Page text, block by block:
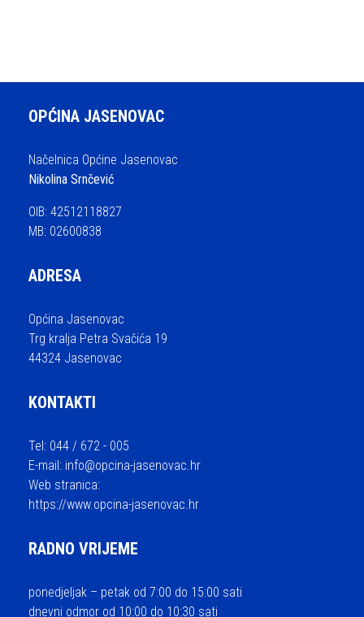
OPĆINA JASENOVAC
Načelnica Općine Jasenovac
Nikolina Srnčević
OIB: 42512118827
MB: 02600838
ADRESA
Općina Jasenovac
Trg kralja Petra Svačića 19
44324 Jasenovac
KONTAKTI
Tel: 044 / 672 - 005
E-mail: info@opcina-jasenovac.hr
Web stranica:
https://www.opcina-jasenovac.hr
RADNO VRIJEME
ponedjeljak – petak od 7:00 do 15:00 sati
dnevni odmor od 10:00 do 10:30 sati